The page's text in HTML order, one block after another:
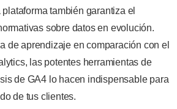
también garantiza el
sobre datos en evolución.
de aprendizaje en comparación con el
las potentes herramientas de
de GA4 lo hacen indispensable para
de tus clientes.